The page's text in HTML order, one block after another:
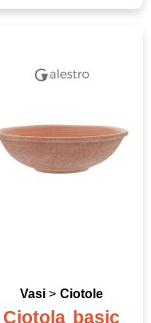
Vasi > Ciotole
Ciotola basic